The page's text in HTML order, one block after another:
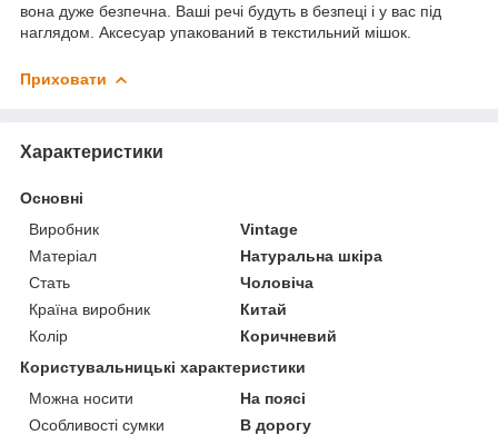
вона дуже безпечна. Ваші речі будуть в безпеці і у вас під
наглядом. Аксесуар упакований в текстильний мішок.
Приховати
Характеристики
Основні
Виробник
Vintage
Матеріал
Натуральна шкіра
Стать
Чоловіча
Країна виробник
Китай
Колір
Коричневий
Користувальницькі характеристики
Можна носити
На поясі
Особливості сумки
В дорогу